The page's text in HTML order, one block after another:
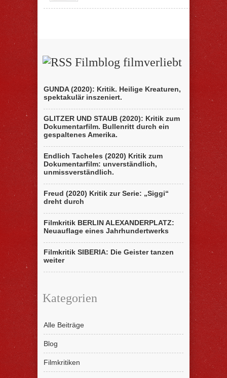
Filmblog filmverliebt
GUNDA (2020): Kritik. Heilige Kreaturen,
spektakulär inszeniert.
GLITZER UND STAUB (2020): Kritik zum
Dokumentarfilm. Bullenritt durch ein
gespaltenes Amerika.
Endlich Tacheles (2020) Kritik zum
Dokumentarfilm: unverständlich,
unmissverständlich.
Freud (2020) Kritik zur Serie: „Siggi“
dreht durch
Filmkritik BERLIN ALEXANDERPLATZ:
Neuauflage eines Jahrhundertwerks
Filmkritik SIBERIA: Die Geister tanzen
weiter
Kategorien
Alle Beiträge
Blog
Filmkritiken